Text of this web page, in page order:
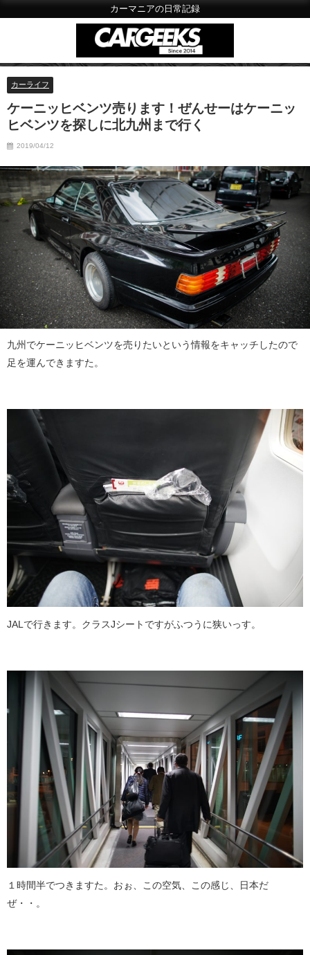
カーマニアの日常記録
カーライフ
ケーニッヒベンツ売ります！ぜんせーはケーニッ
ヒベンツを探しに北九州まで行く
2019/04/12
九州でケーニッヒベンツを売りたいという情報をキャッチしたので
足を運んできますた。
JALで行きます。クラスJシートですがふつうに狭いっす。
１時間半でつきますた。おぉ、この空気、この感じ、日本だ
ぜ・・。